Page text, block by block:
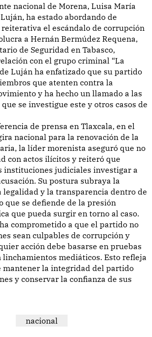
ha estado abordando de
el escándalo de corrupción
a Hernán Bermúdez Requena,
de Seguridad en Tabasco,
con el grupo criminal “La
Luján ha enfatizado que su partido
que atenten contra la
y ha hecho un llamado a las
se investigue este y otros casos de
de prensa en Tlaxcala, en el
nacional para la renovación de la
la líder morenista aseguró que no
con actos ilícitos y reiteró que
instituciones judiciales investigar a
Su postura subraya la
legalidad y la transparencia dentro de
que se defiende de la presión
que pueda surgir en torno al caso.
comprometido a que el partido no
sean culpables de corrupción y
acción debe basarse en pruebas
linchamientos mediáticos. Esto refleja
mantener la integridad del partido
y conservar la confianza de sus
nacional